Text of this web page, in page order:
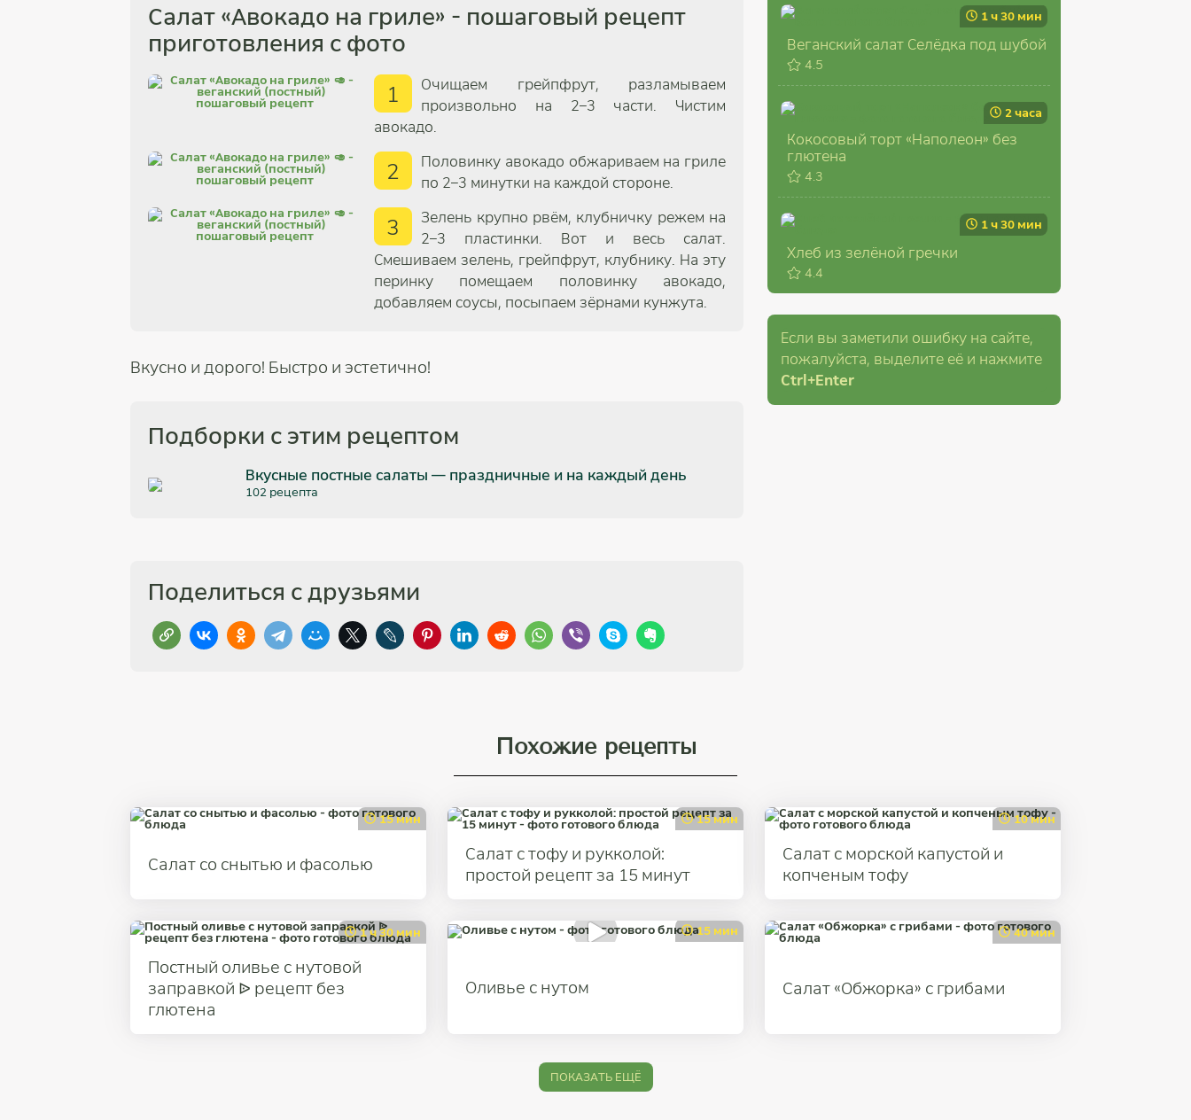
Салат «Авокадо на гриле» - пошаговый рецепт
приготовления с фото
1
Очищаем грейпфрут, разламываем
произвольно на 2–3 части. Чистим
авокадо.
2
Половинку авокадо обжариваем на гриле
по 2–3 минутки на каждой стороне.
3
Зелень крупно рвём, клубничку режем на
2–3 пластинки. Вот и весь салат.
Смешиваем зелень, грейпфрут, клубнику. На эту
перинку помещаем половинку авокадо,
добавляем соусы, посыпаем зёрнами кунжута.
Вкусно и дорого! Быстро и эстетично!
Подборки с этим рецептом
Вкусные постные салаты — праздничные и на каждый день
102 рецепта
Поделиться с друзьями
1 ч 30 мин
Веганский салат Селёдка под шубой
4.5
2 часа
Кокосовый торт «Наполеон» без
глютена
4.3
1 ч 30 мин
Хлеб из зелёной гречки
4.4
Если вы заметили ошибку на сайте,
пожалуйста, выделите её и нажмите
Ctrl +Enter
Похожие рецепты
15 мин
Салат со снытью и фасолью
15 мин
Салат с тофу и рукколой:
простой рецепт за 15 минут
10 мин
Салат с морской капустой и
копченым тофу
1 ч 30 мин
Постный оливье с нутовой
заправкой ᐉ рецепт без
глютена
15 мин
Оливье с нутом
40 мин
Салат «Обжорка» с грибами
ПОКАЗАТЬ ЕЩЁ